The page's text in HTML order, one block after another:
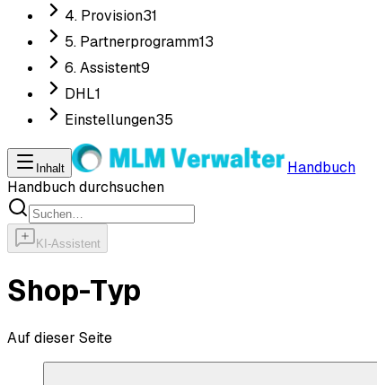
4. Provision31
5. Partnerprogramm13
6. Assistent9
DHL1
Einstellungen35
Inhalt
Handbuch
Handbuch durchsuchen
KI-Assistent
Shop-Typ
Auf dieser Seite